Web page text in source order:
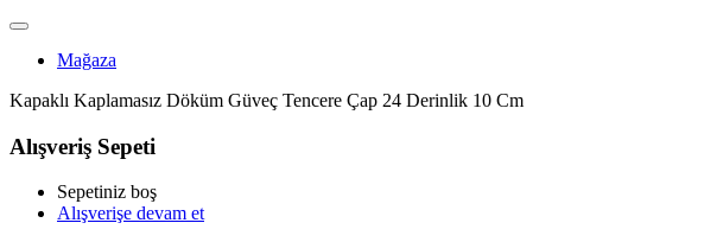
Mağaza
Kapaklı Kaplamasız Döküm Güveç Tencere Çap 24 Derinlik 10 Cm
Alışveriş Sepeti
Sepetiniz boş
Alışverişe devam et